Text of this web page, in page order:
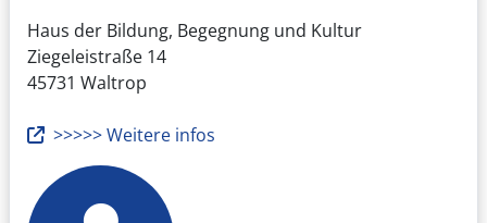
Haus der Bildung, Begegnung und Kultur
Ziegeleistraße 14
45731 Waltrop
>>>>> Weitere infos